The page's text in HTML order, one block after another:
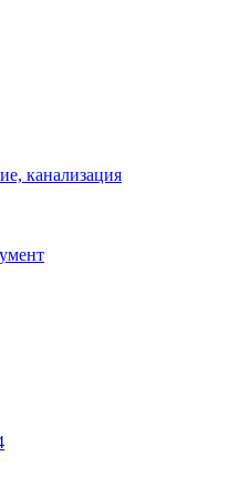
канализация